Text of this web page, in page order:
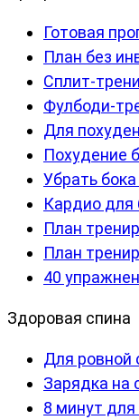
Готовая
План без
Сплит-
Фулбоди-
Для
Похудение
Убрать
Кардио для
План
План
40
Здоровая спина
Для ровной
Зарядка на
8 минут для